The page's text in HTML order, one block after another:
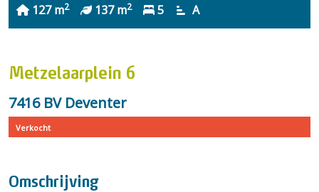
127 m2 137 m2 5 A
Metzelaarplein 6
7416 BV Deventer
Verkocht
Omschrijving